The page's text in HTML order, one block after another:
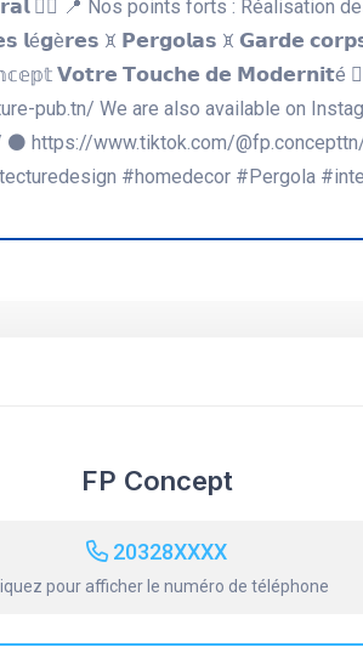
👇🏻 📍 Nos points forts : Réalisation
𝗹é𝗴è𝗿𝗲𝘀 ꁞ⁠ 𝗣𝗲𝗿𝗴𝗼𝗹𝗮𝘀 ꁞ⁠ 𝗚𝗮𝗿𝗱𝗲
𝗩𝗼𝘁𝗿𝗲 𝗧𝗼𝘂𝗰𝗵𝗲 𝗱𝗲 𝗠𝗼𝗱𝗲𝗿𝗻𝗶𝘁é
pub.tn/ We are also available on
https://www.tiktok.com/
#homedecor #Pergola
FP Concept
20328XXXX
pour afficher le numéro de téléphone